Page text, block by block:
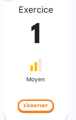
Exercice
1
Moyen
s'exercer